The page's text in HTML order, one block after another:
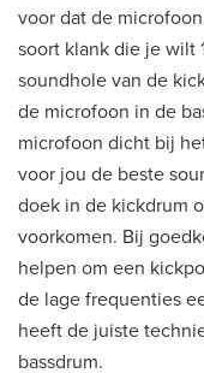
voor dat de
soort klank die je wilt
soundhole van de
de microfoon in de
microfoon dicht bij
voor jou de beste
doek in de kickdrum
voorkomen. Bij
helpen om een
de lage frequenties
heeft de juiste
bassdrum.